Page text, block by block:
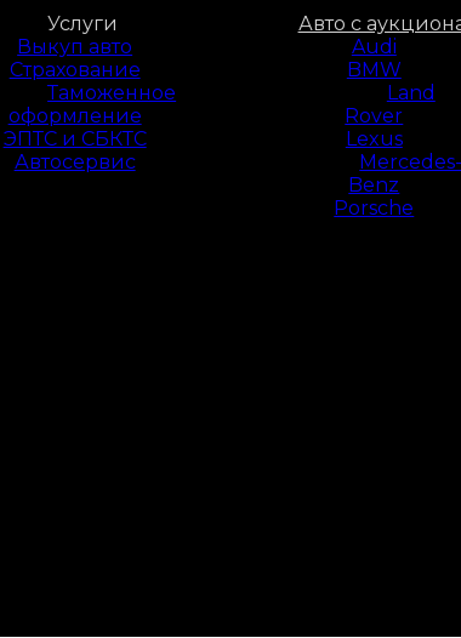
Услуги
Выкуп авто
Страхование
Таможенное
оформление
ЭПТС и СБКТС
Автосервис
Авто с
Audi
BMW
Land
Rover
Lexus
Mercedes-
Benz
Porsche